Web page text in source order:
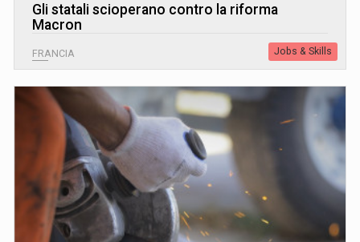
Gli statali scioperano contro la riforma
Macron
FRANCIA Jobs & Skills